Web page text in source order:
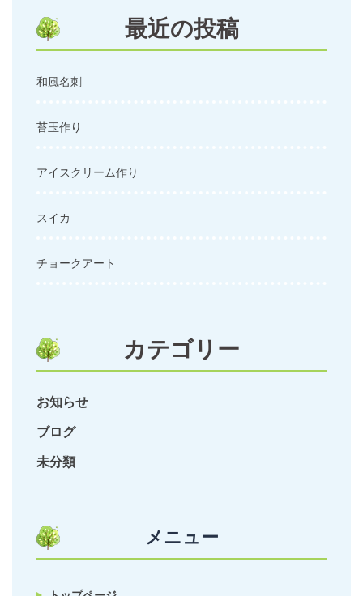
ン
最近の投稿
和風名刺
苔玉作り
アイスクリーム作り
スイカ
チョークアート
カテゴリー
お知らせ
ブログ
未分類
メニュー